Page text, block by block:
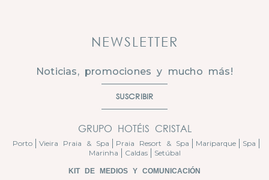
NEWSLETTER
Noticias, promociones y mucho más!
SUSCRIBIR
GRUPO HOTÉIS CRISTAL
Porto Vieira Praia & Spa Praia Resort & Spa Mariparque
Spa
Marinha
Caldas Setúbal
KIT DE MEDIOS Y COMUNICACIÓN